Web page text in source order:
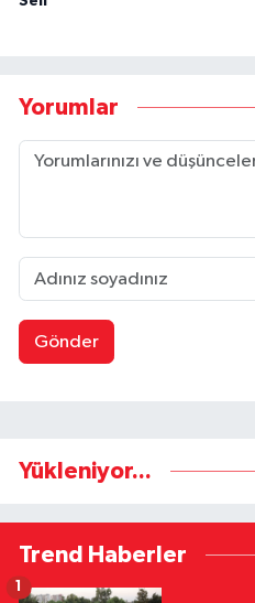
Yorumlar
Gönder
Yükleniyor...
Trend Haberler
1